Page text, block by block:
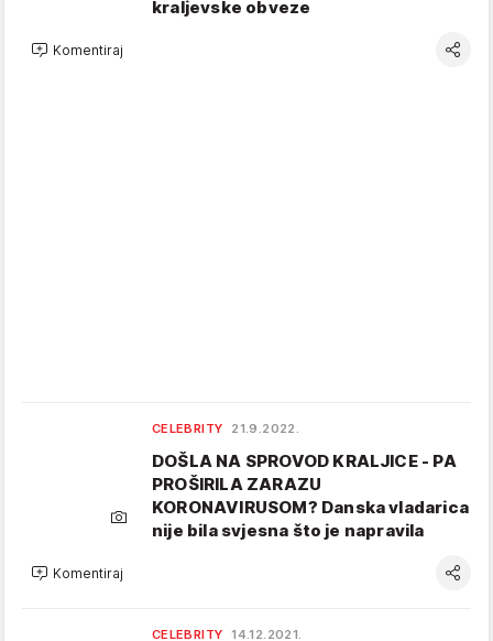
kraljevske obveze
Komentiraj
CELEBRITY 21.9.2022.
DOŠLA NA SPROVOD KRALJICE - PA
PROŠIRILA ZARAZU
KORONAVIRUSOM? Danska vladarica
nije bila svjesna što je napravila
Komentiraj
CELEBRITY 14.12.2021.